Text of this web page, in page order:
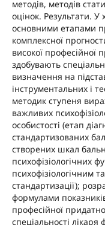
методів, методів
оцінок. Результати.
основними етапами
комплексної
високої професійної
здобувають
визначення на
інструментальних і
методик ступеня
важливих
особистості (етап
стандартизованих
створених шкал
психофізіологічних
психофізіологічним
стандартизації);
формулами
професійної
спеціальності лікаря